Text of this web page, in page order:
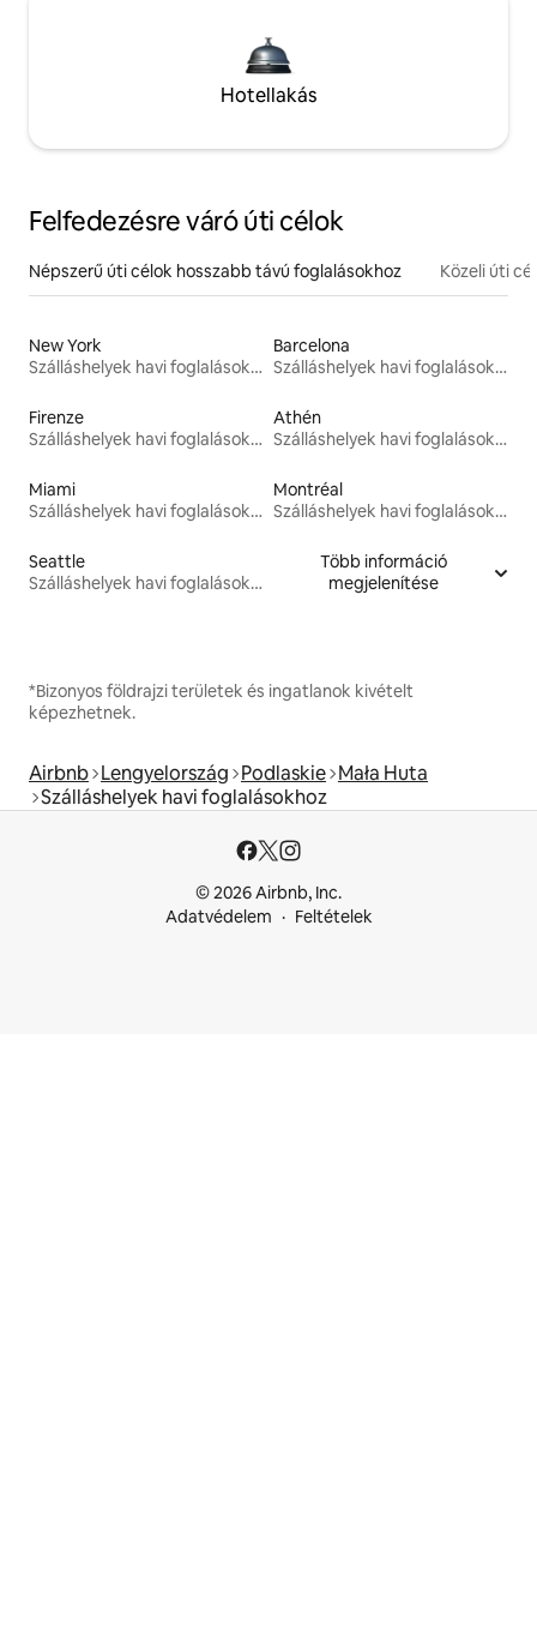
Hotellakás
Felfedezésre váró úti célok
Népszerű úti célok hosszabb távú foglalásokhoz Közeli úti
New York
Szálláshelyek havi foglalásokhoz
Barcelona
Szálláshelyek havi foglalásokhoz
Firenze
Szálláshelyek havi foglalásokhoz
Athén
Szálláshelyek havi foglalásokhoz
Miami
Szálláshelyek havi foglalásokhoz
Montréal
Szálláshelyek havi foglalásokhoz
Seattle
Szálláshelyek havi foglalásokhoz
Több információ
megjelenítése
*Bizonyos földrajzi területek és ingatlanok kivételt
képezhetnek.
Airbnb Lengyelország Podlaskie Mała Huta
Szálláshelyek havi foglalásokhoz
© 2026 Airbnb, Inc.
Adatvédelem
Feltételek